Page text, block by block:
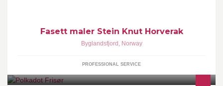
Fasett maler Stein Knut Horverak
Byglandsfjord , Norway
PROFESSIONAL SERVICE